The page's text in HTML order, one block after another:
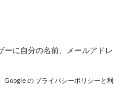
ーに自分の名前、メールアドレ
Google の プライバシーポリシー と利